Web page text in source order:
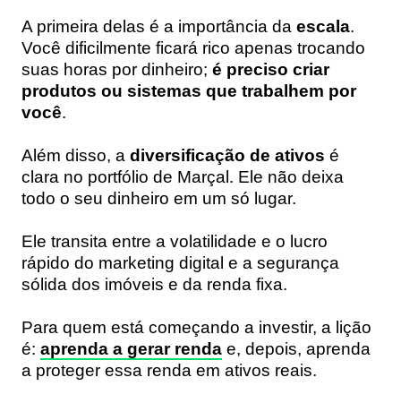
A primeira delas é a importância da escala.
Você dificilmente ficará rico apenas trocando
suas horas por dinheiro; é preciso criar
produtos ou sistemas que trabalhem por
você.
Além disso, a diversificação de ativos é
clara no portfólio de Marçal. Ele não deixa
todo o seu dinheiro em um só lugar.
Ele transita entre a volatilidade e o lucro
rápido do marketing digital e a segurança
sólida dos imóveis e da renda fixa.
Para quem está começando a investir, a lição
é: aprenda a gerar renda e, depois, aprenda
a proteger essa renda em ativos reais.